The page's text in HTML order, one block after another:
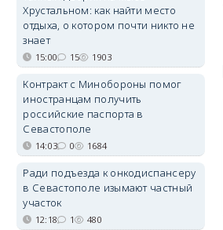
Хрустальном: как найти место
отдыха, о котором почти никто не
знает
15:00 15 1903
Контракт с Минобороны помог
иностранцам получить
российские паспорта в
Севастополе
14:03 0 1684
Ради подъезда к онкодиспансеру
в Севастополе изымают частный
участок
12:18 1 480